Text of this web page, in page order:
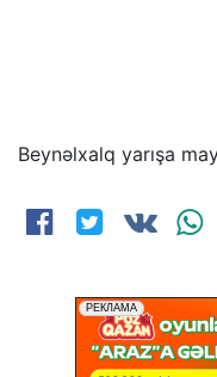
Beynəlxalq yarışa